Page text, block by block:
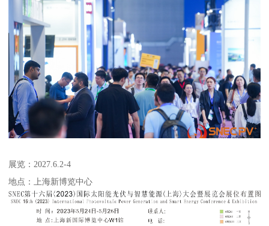
展览：2027.6.2-4
地点：上海新博览中心